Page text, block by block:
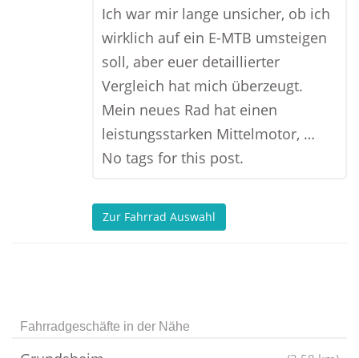
Ich war mir lange unsicher, ob ich
wirklich auf ein E-MTB umsteigen
soll, aber euer detaillierter
Vergleich hat mich überzeugt.
Mein neues Rad hat einen
leistungsstarken Mittelmotor, …
No tags for this post.
Zur Fahrrad Auswahl
Fahrradgeschäfte in der Nähe